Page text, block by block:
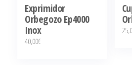
Exprimidor
Orbegozo Ep4000
Inox
40,00€